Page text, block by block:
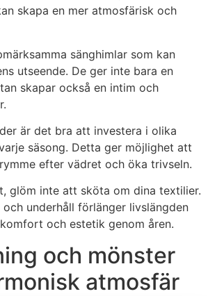
skapa en mer atmosfärisk och
sänghimlar som kan
utseende. De ger inte bara en
skapar också en intim och
är det bra att investera i olika
säsong. Detta ger möjlighet att
efter vädret och öka trivseln.
glöm inte att sköta om dina textilier.
underhåll förlänger livslängden
och estetik genom åren.
och mönster
atmosfär